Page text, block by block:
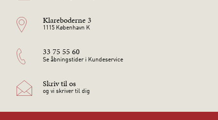
Klareboderne 3
1115 København K
33 75 55 60
Se åbningstider i Kundeservice
Skriv til os
og vi skriver til dig